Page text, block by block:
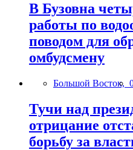
В Бузовна
работы по
поводом для
омбудсмену
Большой Восток,
Тучи над
отрицание
борьбу за